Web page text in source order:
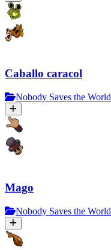
Caballo caracol
Nobody Saves the World
Mago
Nobody Saves the World